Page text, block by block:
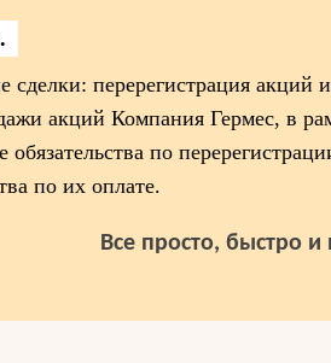
сделки: перерегистрация акций
акций Компания Гермес, в
обязательства по
по их оплате.
Все просто, быстро и